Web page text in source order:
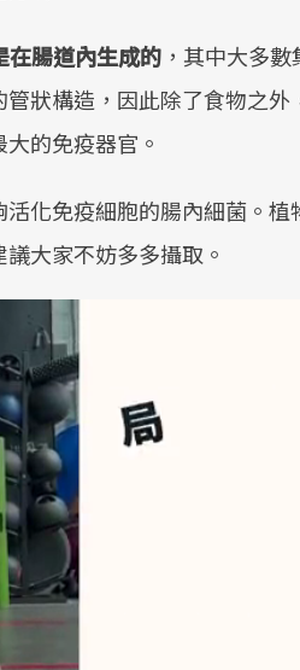
在腸道內生成的 ，其中大多
狀構造，因此除了食物之外
的免疫器官。
化免疫細胞的腸內細菌。
大家不妨多多攝取。
療院所的服
狀況、啟動